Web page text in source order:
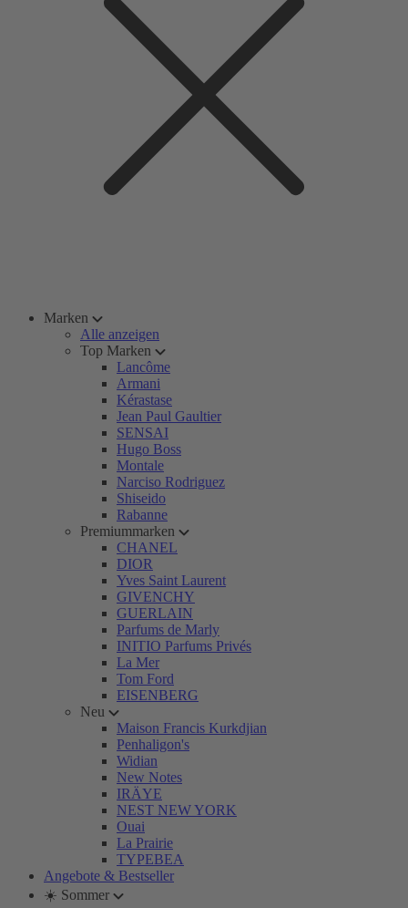
Marken
Alle anzeigen
Top Marken
Lancôme
Armani
Kérastase
Jean Paul Gaultier
SENSAI
Hugo Boss
Montale
Narciso Rodriguez
Shiseido
Rabanne
Premiummarken
CHANEL
DIOR
Yves Saint Laurent
GIVENCHY
GUERLAIN
Parfums de Marly
INITIO Parfums Privés
La Mer
Tom Ford
EISENBERG
Neu
Maison Francis Kurkdjian
Penhaligon's
Widian
New Notes
IRÄYE
NEST NEW YORK
Ouai
La Prairie
TYPEBEA
Angebote & Bestseller
☀️ Sommer